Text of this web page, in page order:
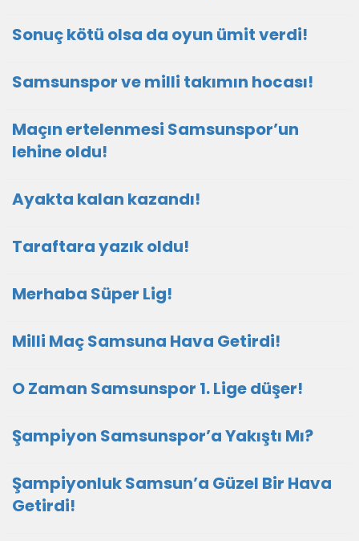
Sonuç kötü olsa da oyun ümit verdi!
Samsunspor ve milli takımın hocası!
Maçın ertelenmesi Samsunspor’un
lehine oldu!
Ayakta kalan kazandı!
Taraftara yazık oldu!
Merhaba Süper Lig!
Milli Maç Samsuna Hava Getirdi!
O Zaman Samsunspor 1. Lige düşer!
Şampiyon Samsunspor’a Yakıştı Mı?
Şampiyonluk Samsun’a Güzel Bir Hava
Getirdi!